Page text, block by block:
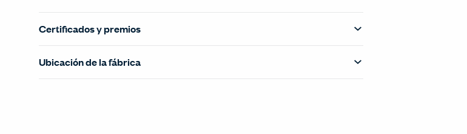
Certificados y premios
Ubicación de la fábrica